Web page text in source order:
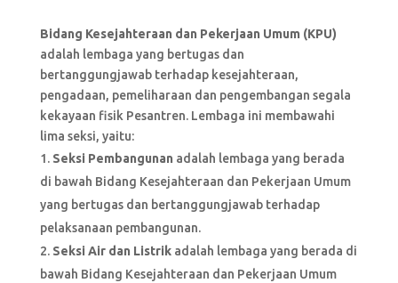
Bidang Kesejahteraan dan Pekerjaan Umum (KPU)
adalah lembaga yang bertugas dan
bertanggungjawab terhadap kesejahteraan,
pengadaan, pemeliharaan dan pengembangan segala
kekayaan fisik Pesantren. Lembaga ini membawahi
lima seksi, yaitu:
Seksi Pembangunan adalah lembaga yang berada
di bawah Bidang Kesejahteraan dan Pekerjaan Umum
yang bertugas dan bertanggungjawab terhadap
pelaksanaan pembangunan.
Seksi Air dan Listrikadalah lembaga yang berada di
bawah Bidang Kesejahteraan dan Pekerjaan Umum